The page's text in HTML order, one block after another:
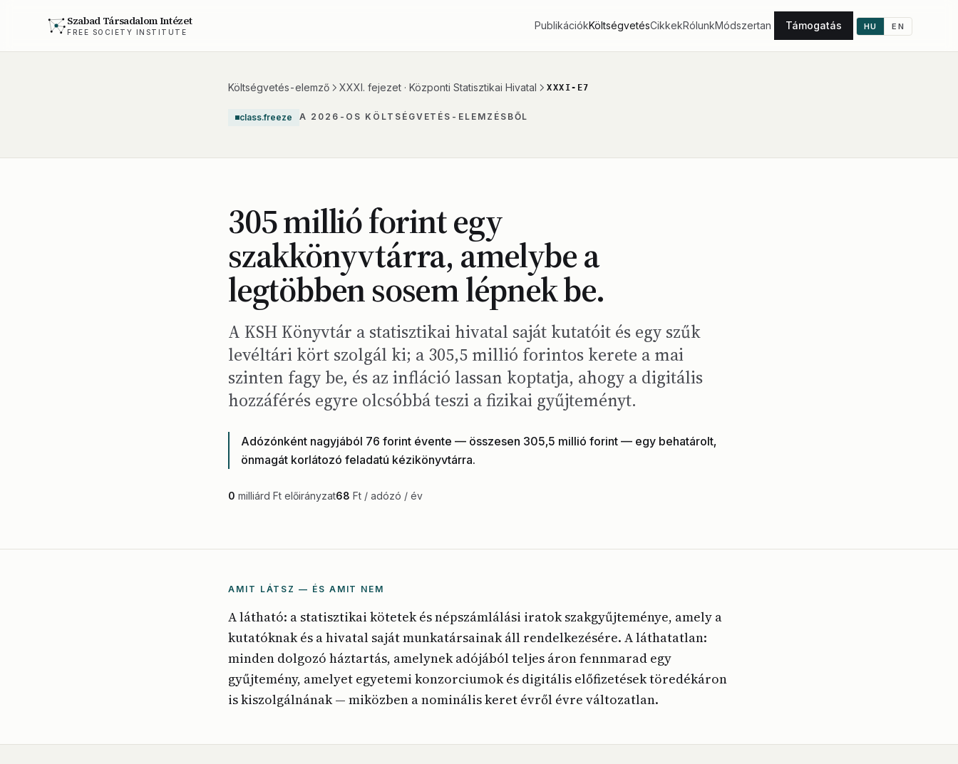
Szabad Társadalom Intézet
FREE SOCIETY INSTITUTE
PublikációkKöltségvetésCikkekRólunkMódszertan Támogatás HU EN
Költségvetés-elemző XXXI. fejezet · Központi Statisztikai Hivatal XXXI-E7
class.freeze A 2026-OS KÖLTSÉGVETÉS-ELEMZÉSBŐL
305 millió forint egy
szakkönyvtárra, amelybe a
legtöbben sosem lépnek be.
A KSH Könyvtár a statisztikai hivatal saját kutatóit és egy szűk
levéltári kört szolgál ki; a 305,5 millió forintos kerete a mai
szinten fagy be, és az infláció lassan koptatja, ahogy a digitális
hozzáférés egyre olcsóbbá teszi a fizikai gyűjteményt.
Adózónként nagyjából 76 forint évente — összesen 305,5 millió forint — egy behatárolt,
önmagát korlátozó feladatú kézikönyvtárra.
0 milliárd Ft előirányzat68 Ft / adózó / év
AMIT LÁTSZ — ÉS AMIT NEM
A látható: a statisztikai kötetek és népszámlálási iratok szakgyűjteménye, amely a
kutatóknak és a hivatal saját munkatársainak áll rendelkezésére. A láthatatlan:
minden dolgozó háztartás, amelynek adójából teljes áron fennmarad egy
gyűjtemény, amelyet egyetemi konzorciumok és digitális előfizetések töredékáron
is kiszolgálnának — miközben a nominális keret évről évre változatlan.